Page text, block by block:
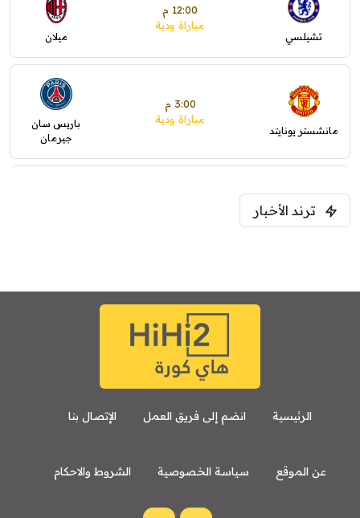
تشيلسي
12:00 م
مباراة ودية
ميلان
مانشستر يونايتد
3:00 م
مباراة ودية
باريس سان
جيرمان
فرينتسفاروشي
8:00 م
مباراة ودية
ترند الأخبار
الرئيسية انضم إلى فريق العمل الإتصال بنا
عن الموقع سياسة الخصوصية الشروط والاحكام